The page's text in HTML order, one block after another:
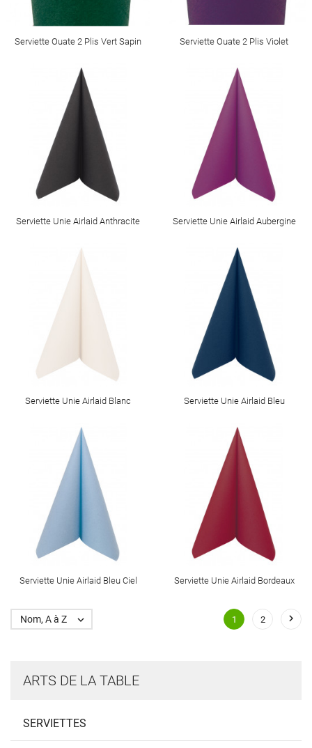
ARTS DE LA TABLE
SERVIETTES
Serviette Ouate 2 Plis Vert Sapin Serviette Ouate 2 Plis Violet
Serviette Unie Airlaid Anthracite Serviette Unie Airlaid Aubergine
Serviette Unie Airlaid Blanc Serviette Unie Airlaid Bleu
Serviette Unie Airlaid Bleu Ciel Serviette Unie Airlaid Bordeaux
Nom, A à Z  1 2 